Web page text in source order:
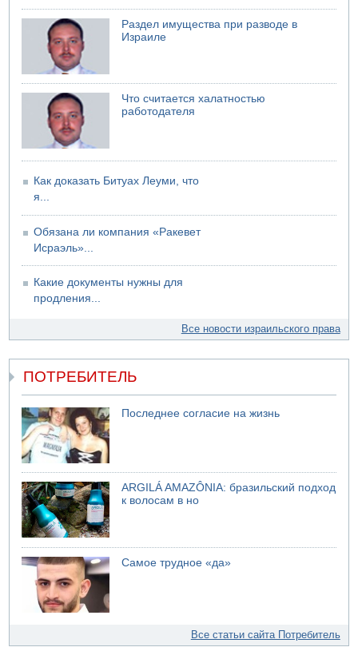
Раздел имущества при разводе в
Израиле
Что считается халатностью
работодателя
Как доказать Битуах Леуми, что
я...
Обязана ли компания «Ракевет
Исраэль»...
Какие документы нужны для
продления...
Все новости израильского права
ПОТРЕБИТЕЛЬ
Последнее согласие на жизнь
ARGILÁ AMAZÔNIA: бразильский подход
к волосам в но
Самое трудное «да»
Все статьи сайта Потребитель